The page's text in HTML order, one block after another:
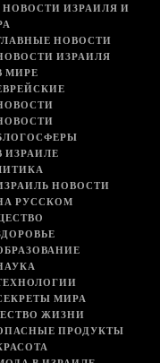
НОВОСТИ ИЗРАИЛЯ И
НОВОСТИ
ИЗРАИЛЯ
МИРЕ
ИЗРАИЛЕ
НОВОСТИ
РУССКОМ
МИРА
ЖИЗНИ
ПРОДУКТЫ